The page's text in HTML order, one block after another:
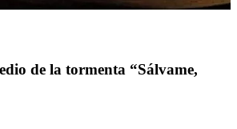
de la tormenta “Sálvame,